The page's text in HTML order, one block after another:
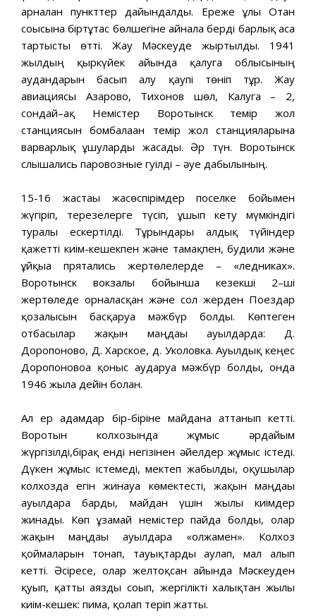
арналған пункттер дайындалды. Ереже ұлы Отан
соғысына біртұтас бөлшегіне айнала берді барлық аса
тартысты өтті. Жау Мәскеуде жыртылды. 1941
жылдың қыркүйек айында қалуга облысының
аудандарын басып алу қаупі төніп тұр. Жау
авиациясы Азарово, Тихонов шөл, Калуга – 2,
сондай–ақ Немістер Воротынск темір жол
станциясын бомбалаған темір жол станцияларына
варварлық ұшуларды жасады. Әр түн. Воротынск
слышались паровозные гуілді – әуе дабылының.
15-16 жастағы жасөспірімдер поселке бойымен
жүгіріп, терезелерге түсіп, ұшып кету мүмкіндігі
туралы ескертілді. Тұрғындары алдық түйіндер
қажетті киім-кешекпен және тамақпен, будили және
ұйқыға прятались жертөлелерде – «ледниках».
Воротынск вокзалы бойынша кезекші 2–ші
жертөледе орналасқан және сол жерден Поездар
қозғалысын басқаруға мәжбүр болды. Көптеген
отбасылар жақын маңдағы ауылдарда: Д.
Доропоново, Д. Харское, д. Уколовка. Ауылдық кеңес
Доропоновоға қоныс аударуға мәжбүр болды, онда
1946 жылға дейін болған.
Ал ер адамдар бір-біріне майданға аттанып кетті.
Воротын колхозында жұмыс әрдайым
жүргізілді,бірақ енді негізінен әйелдер жұмыс істеді.
Дүкен жұмыс істемеді, мектеп жабылды, оқушылар
колхозда егін жинауға көмектесті, жақын маңдағы
ауылдарға барды, майдан үшін жылы киімдер
жинады. Көп ұзамай немістер пайда болды, олар
жақын маңдағы ауылдарға «олжамен». Колхоз
қоймаларын тонап, тауықтарды аулап, мал алып
кетті. Әсіресе, олар желтоқсан айында Мәскеуден
қуып, қатты аязды соғып, жергілікті халықтан жылы
киім-кешек: пима, қолғап теріп жатты.